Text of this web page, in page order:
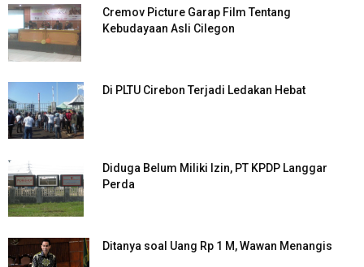
Cremov Picture Garap Film Tentang
Kebudayaan Asli Cilegon
Di PLTU Cirebon Terjadi Ledakan Hebat
Diduga Belum Miliki Izin, PT KPDP Langgar
Perda
Ditanya soal Uang Rp 1 M, Wawan Menangis